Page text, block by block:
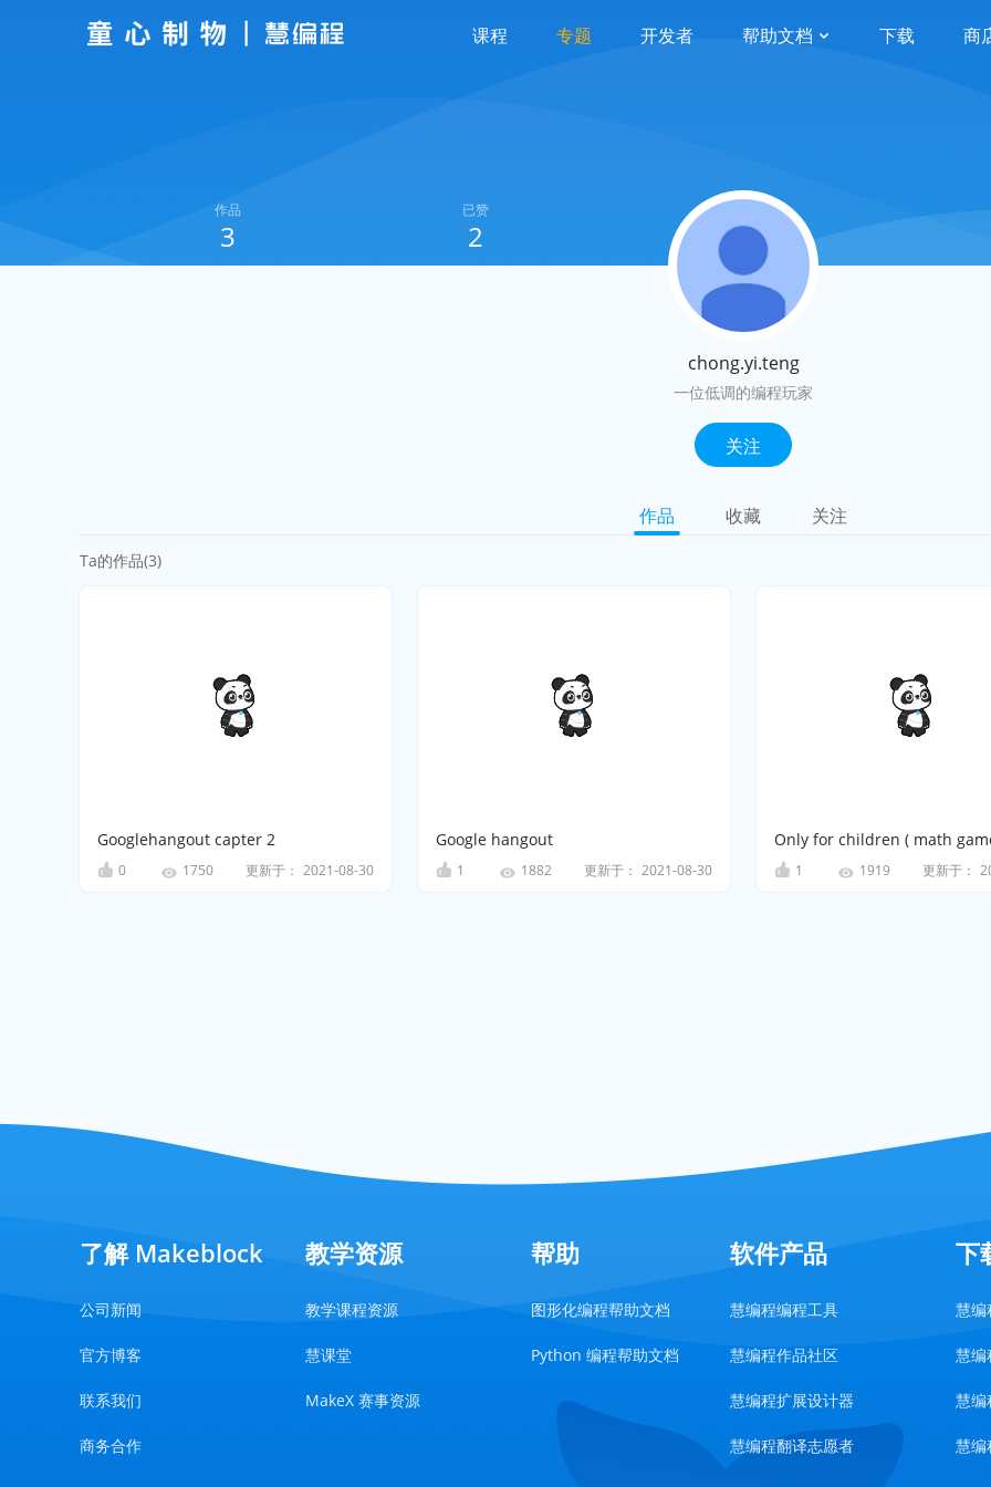
课程 专题 开发者 帮助文档 下载 商
作品
3
已赞
2
chong.yi.teng
一位低调的编程玩家
关注
作品 收藏 关注
Ta的作品(3)
Googlehangout capter 2
0 1750 更新于： 2021-08-30
Google hangout
1 1882 更新于： 2021-08-30
Only for children ( math
1 1919 更新于：
了解 Makeblock
公司新闻
官方博客
联系我们
商务合作
教学资源
教学课程资源
慧课堂
MakeX 赛事资源
帮助
图形化编程帮助文档
Python 编程帮助文档
软件产品
慧编程编程工具
慧编程作品社区
慧编程扩展设计器
慧编程翻译志愿者
下
慧
慧编
慧
慧编